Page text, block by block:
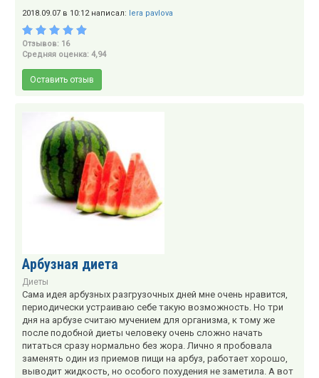
2018.09.07 в 10:12 написал: lera pavlova
Отзывов: 16
Средняя оценка: 4,94
Оставить отзыв
Арбузная диета
Диеты
Сама идея арбузных разгрузочных дней мне очень нравится,
периодически устраиваю себе такую возможность. Но три
дня на арбузе считаю мучением для организма, к тому же
после подобной диеты человеку очень сложно начать
питаться сразу нормально без жора. Лично я пробовала
заменять один из приемов пищи на арбуз, работает хорошо,
выводит жидкость, но особого похудения не заметила. А вот